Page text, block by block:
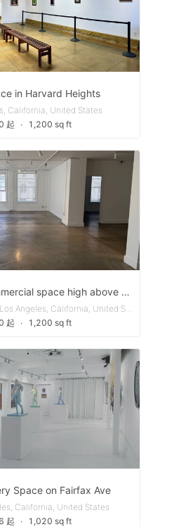
in Harvard Heights
California, United States
起
∙ 1,200 sq ft
Calm and serene commercial space high above the city.
Downtown Los Angeles - Los Angeles, California, United States
起
∙ 1,200 sq ft
Space on Fairfax Ave
California, United States
起
∙ 1,020 sq ft